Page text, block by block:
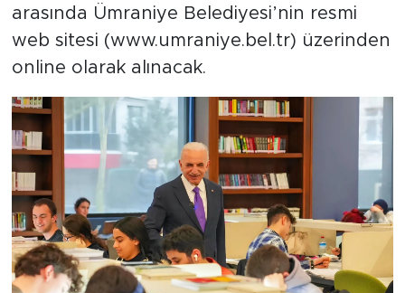
arasında Ümraniye Belediyesi’nin resmi
web sitesi (www.umraniye.bel.tr) üzerinden
online olarak alınacak.